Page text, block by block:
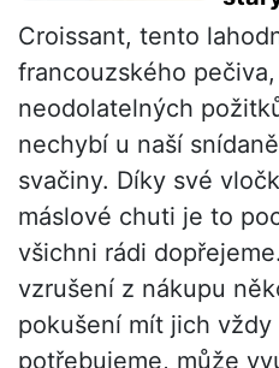
Croissant, tento
francouzského
neodolatelných
nechybí u naší
svačiny. Díky své
máslové chuti je to
všichni rádi
vzrušení z nákupu
pokušení mít jich
potřebujeme, může